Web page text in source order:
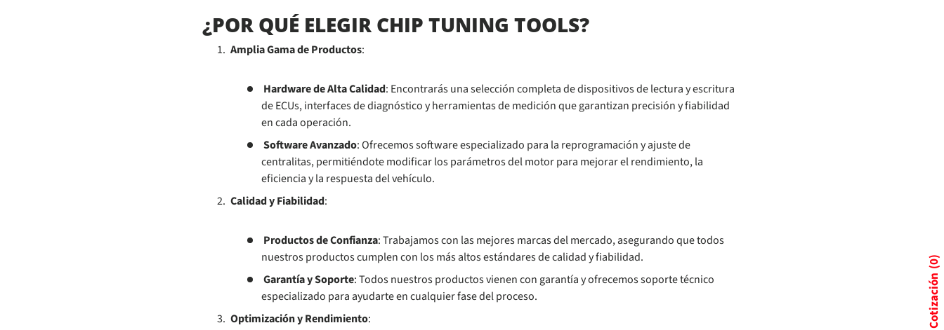
¿POR QUÉ ELEGIR CHIP TUNING TOOLS?
Amplia Gama de Productos:
Hardware de Alta Calidad: Encontrarás una selección completa de dispositivos de lectura y escritura
de ECUs, interfaces de diagnóstico y herramientas de medición que garantizan precisión y fiabilidad
en cada operación.
Software Avanzado: Ofrecemos software especializado para la reprogramación y ajuste de
centralitas, permitiéndote modificar los parámetros del motor para mejorar el rendimiento, la
eficiencia y la respuesta del vehículo.
Calidad y Fiabilidad:
Productos de Confianza: Trabajamos con las mejores marcas del mercado, asegurando que todos
nuestros productos cumplen con los más altos estándares de calidad y fiabilidad.
Garantía y Soporte: Todos nuestros productos vienen con garantía y ofrecemos soporte técnico
especializado para ayudarte en cualquier fase del proceso.
Optimización y Rendimiento: Cotización
0